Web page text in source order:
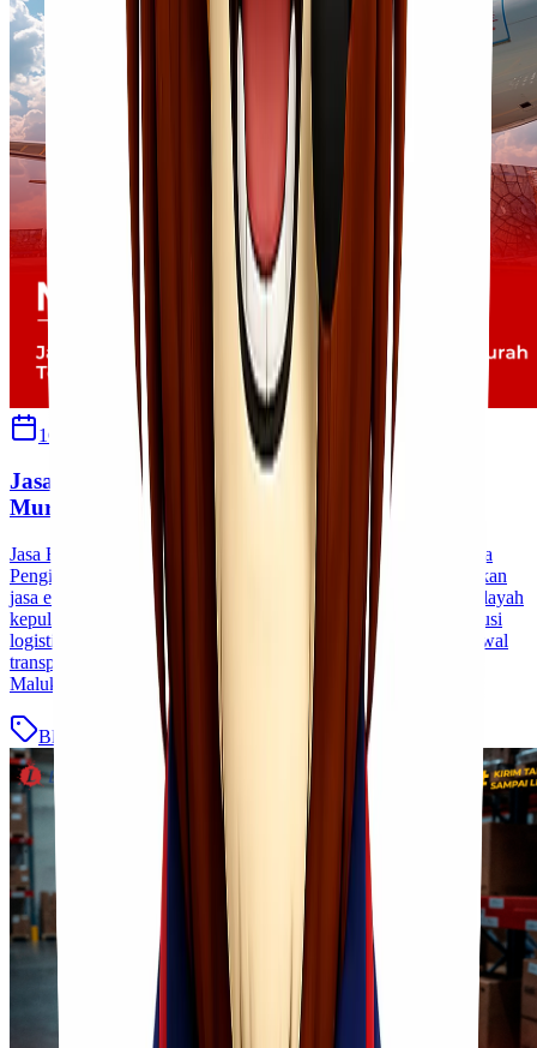
16 Desember 2025 Sherly
Jasa Ekspedisi Jakarta Maluku Kirim Barang
Murah Terpercaya
Jasa Ekspedisi Jakarta Maluku Kirim Barang Murah Terpercaya
Pengiriman barang dari Jakarta ke wilayah Maluku membutuhkan
jasa ekspedisi yang berpengalaman dan terpercaya. Sebagai wilayah
kepulauan, Maluku memiliki tantangan tersendiri dalam distribusi
logistik, mulai dari jarak tempuh, kondisi geografis, hingga jadwal
transportasi. Oleh karena itu, memilih jasa ekspedisi Jakarta –
Maluku yang tepat sangat penting [&hellip;]
Blog Baca Selengkapnya